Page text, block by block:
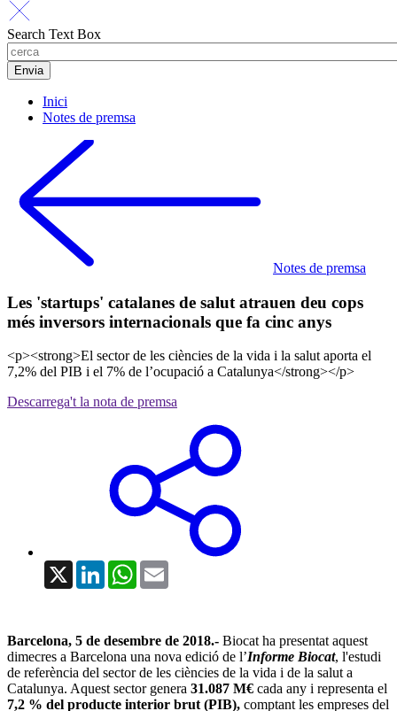
Search Text Box
Inici
Notes de premsa
Notes de premsa
Les 'startups' catalanes de salut atrauen deu cops
més inversors internacionals que fa cinc anys
<p><strong>El sector de les ciències de la vida i la salut aporta el
7,2% del PIB i el 7% de l’ocupació a Catalunya</strong></p>
Descarrega't la nota de premsa
X LinkedInWhatsApp
Barcelona, 5 de desembre de 2018.- Biocat ha presentat aquest
dimecres a Barcelona una nova edició de l’Informe Biocat, l'estudi
de referència del sector de les ciències de la vida i de la salut a
Catalunya. Aquest sector genera 31.087 M€ cada any i representa el
7,2 % del producte interior brut (PIB), comptant les empreses del